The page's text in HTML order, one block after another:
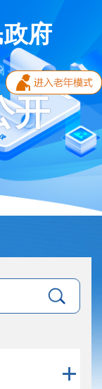
府
开